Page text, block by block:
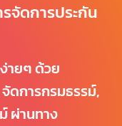
จัดการประกัน
ายๆ ด้วย
ดการกรมธรรม์,
ผ่านทาง